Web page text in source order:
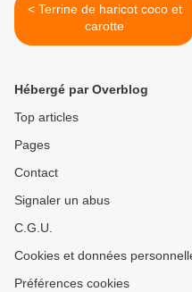
< Terrine de haricot coco et
carotte
Hébergé par Overblog
Top articles
Pages
Contact
Signaler un abus
C.G.U.
Cookies et données
Préférences cookies